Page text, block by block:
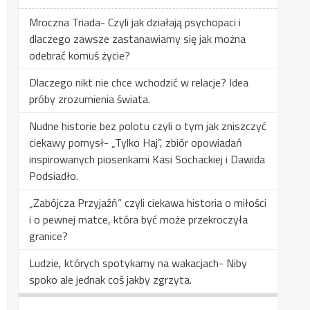
Mroczna Triada- Czyli jak działają psychopaci i
dlaczego zawsze zastanawiamy się jak można
odebrać komuś życie?
Dlaczego nikt nie chce wchodzić w relacje? Idea
próby zrozumienia świata.
Nudne historie bez polotu czyli o tym jak zniszczyć
ciekawy pomysł- „Tylko Haj”, zbiór opowiadań
inspirowanych piosenkami Kasi Sochackiej i Dawida
Podsiadło.
„Zabójcza Przyjaźń” czyli ciekawa historia o miłości
i o pewnej matce, która być może przekroczyła
granice?
Ludzie, których spotykamy na wakacjach- Niby
spoko ale jednak coś jakby zgrzyta.